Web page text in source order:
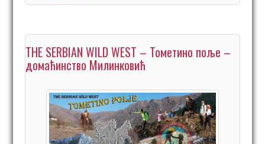
THE SERBIAN WILD WEST – Тометино поље –
домаћинство Милинковић